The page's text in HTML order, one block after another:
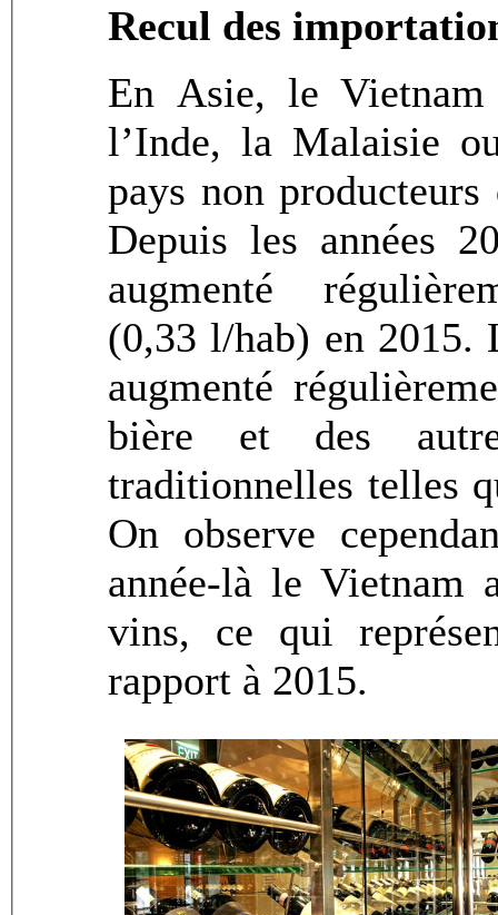
Recul des
En Asie, le
l’Inde, la Malaisie
pays non
Depuis les années
augmenté
(0,33 l/hab) en 2015.
augmenté
bière et des
traditionnelles telles
On observe
année-là le
vins, ce qui
rapport à 2015.